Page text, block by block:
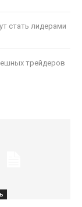
стать лидерами
трейдеров